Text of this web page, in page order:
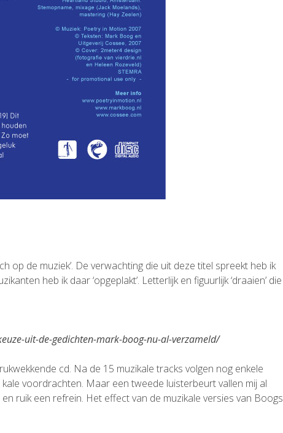
op de muziek’. De verwachting die uit deze titel spreekt heb ik
heb ik daar ‘opgeplakt’. Letterlijk en figuurlijk ‘draaien’ die
uit-de-gedichten-mark-boog-nu-al-verzameld/
cd. Na de 15 muzikale tracks volgen nog enkele
voordrachten. Maar een tweede luisterbeurt vallen mij al
ruik een refrein. Het effect van de muzikale versies van Boogs